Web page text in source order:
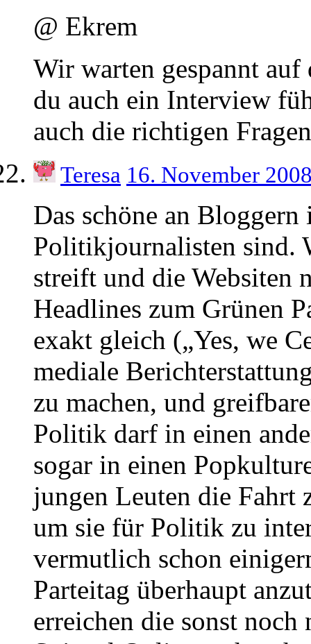
@ Ekrem
Wir warten gespannt
du auch ein Interview
auch die richtigen
Teresa 16. November
Das schöne an Bloggern
Politikjournalisten sind.
streift und die Websiten
Headlines zum Grünen
exakt gleich („Yes, we
mediale
zu machen, und
Politik darf in einen
sogar in einen
jungen Leuten die Fahrt
um sie für Politik zu
vermutlich schon
Parteitag überhaupt
erreichen die sonst